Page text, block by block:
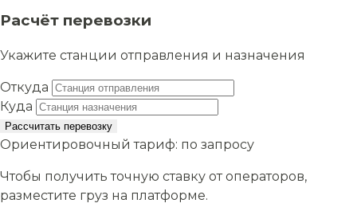
Расчёт перевозки
Укажите станции отправления и назначения
Откуда
Куда
Рассчитать перевозку
Ориентировочный тариф: по запросу
Чтобы получить точную ставку от операторов,
разместите груз на платформе.